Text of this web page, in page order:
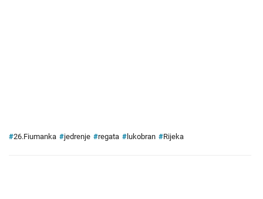
#26.Fiumanka #jedrenje #regata # lukobran #Rijeka